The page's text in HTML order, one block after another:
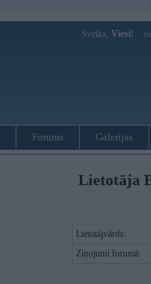
Sveiks, Viesi!
Forums Galerijas
Lietotāja
Lietotājvārds:
Ziņojumi forumā: